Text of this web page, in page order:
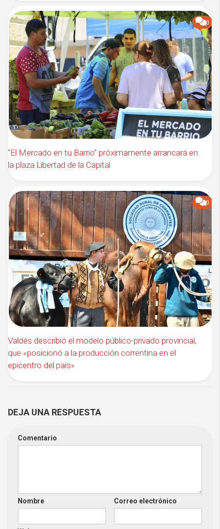
0
“El Mercado en tu Barrio” próximamente arrancará en
la plaza Libertad de la Capital
0
Valdés describió el modelo público-privado provincial,
que «posicionó a la producción correntina en el
epicentro del país»
DEJA UNA RESPUESTA
Comentario
Nombre Correo electrónico